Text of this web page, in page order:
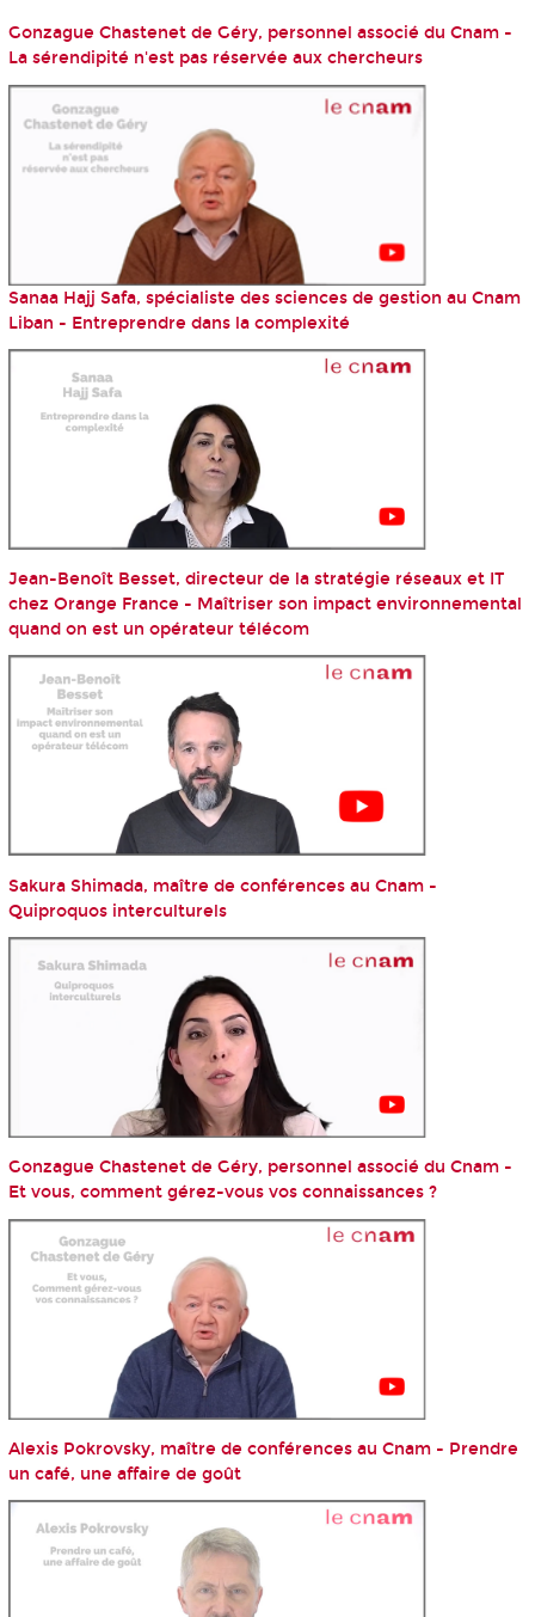
Gonzague Chastenet de Géry, personnel associé du Cnam -
La sérendipité n'est pas réservée aux chercheurs
Sanaa Hajj Safa, spécialiste des sciences de gestion au Cnam
Liban - Entreprendre dans la complexité
Jean-Benoît Besset, directeur de la stratégie réseaux et IT
chez Orange France - Maîtriser son impact environnemental
quand on est un opérateur télécom
Sakura Shimada, maître de conférences au Cnam -
Quiproquos interculturels
Gonzague Chastenet de Géry, personnel associé du Cnam -
Et vous, comment gérez-vous vos connaissances ?
Alexis Pokrovsky, maître de conférences au Cnam - Prendre
un café, une affaire de goût